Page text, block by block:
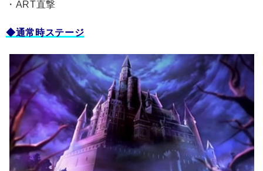
・ART直撃
◆通常時ステージ